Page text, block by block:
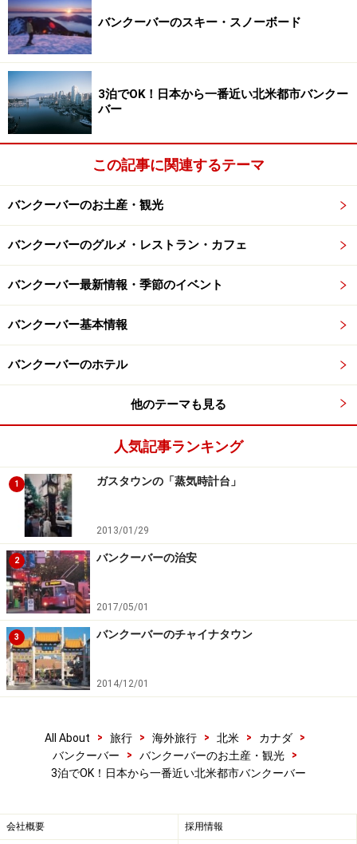
2日目、3日目 バンクーバーでフリータイ
ム
Tourism BC/Kevin Arnold
丸2日間、フリータイムがあります。この2日間をどのよ
うに使うかは、あなた次第。以下のサンプル日程をご参
考に。
■グランビルアイランドとノースバンクーバー（1日、ま
Vancouver Aquarium/Ross den Otter
グランビルアイランド、キャピラノ吊り橋、グラウスマ
ウンテンのゴンドラ、ギャスタウンなど、スタンレーパ
ーク以外のほとんどのポイントを1日で回るコースで
す。2つに分割すれば、半日コースにもなり、空き時間
はショッピングなどを楽しめます。詳細は
旅行のモデルコースにて。
■スタンレーパーク（半日～1日）
海沿いの外周路での自転車やローラースケートといった
アクティブな過ごし方もできますし、水族館やトーテム
ポール広場などの見どころも盛りだくさん。詳細は
クーバーの観光名所にて。
■ビクトリア1日コース
ビクトリアへの水上飛行機は、ダウンタウンの港から発着
(C) Tourism BC/Kevin Arnold
バンクーバーのスキー・スノーボード
3泊でOK！日本から一番近い北米都市バンクー
バー
この記事に関連するテーマ
バンクーバーのお土産・観光
バンクーバーのグルメ・レストラン・カフェ
バンクーバー最新情報・季節のイベント
バンクーバー基本情報
バンクーバーのホテル
他のテーマも見る
人気記事ランキング
1 ガスタウンの「蒸気時計台」
2013/01/29
2 バンクーバーの治安
2017/05/01
3 バンクーバーのチャイナタウン
2014/12/01
All About > 旅行 > 海外旅行 > 北米 > カナダ
>
バンクーバー
> バンクーバーのお土産・観光
>
3泊でOK！日本から一番近い北米都市バンクーバー
会社概要 採用情報